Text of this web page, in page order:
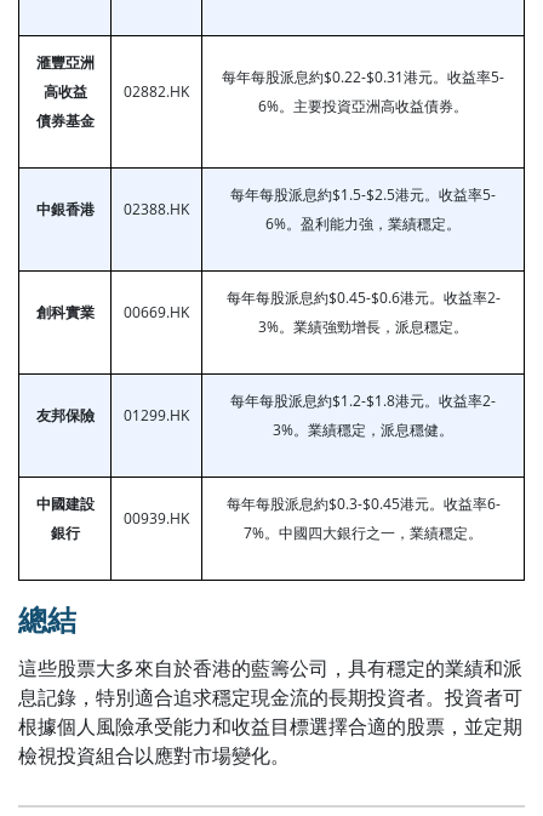
滙豐亞洲
高收益
債券基金
02882.HK
每年每股派息約$0.22-$0.31港元。收益率5-
6%。主要投資亞洲高收益債券。
中銀香港 02388.HK
每年每股派息約$1.5-$2.5港元。收益率5-
6%。盈利能力強，業績穩定。
創科實業 00669.HK
每年每股派息約$0.45-$0.6港元。收益率2-
3%。業績強勁增長，派息穩定。
友邦保險 01299.HK
每年每股派息約$1.2-$1.8港元。收益率2-
3%。業績穩定，派息穩健。
中國建設
銀行
00939.HK
每年每股派息約$0.3-$0.45港元。收益率6-
7%。中國四大銀行之一，業績穩定。
總結
這些股票大多來自於香港的藍籌公司，具有穩定的業績和派
息記錄，特別適合追求穩定現金流的長期投資者。投資者可
根據個人風險承受能力和收益目標選擇合適的股票，並定期
檢視投資組合以應對市場變化。